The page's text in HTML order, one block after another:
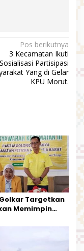
Pos berikutnya
3 Kecamatan Ikuti
Sosialisasi Partisipasi
Yang di Gelar
KPU Morut.
Targetkan
Memimpin